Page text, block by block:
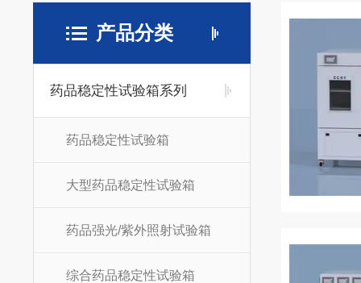
产品分类
药品稳定性试验箱系列
药品稳定性试验箱
大型药品稳定性试验箱
药品强光/紫外照射试验箱
综合药品稳定性试验箱